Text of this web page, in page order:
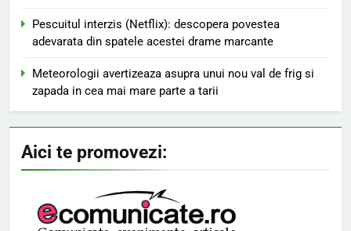
Pescuitul interzis (Netflix): descopera povestea
adevarata din spatele acestei drame marcante
Meteorologii avertizeaza asupra unui nou val de frig si
zapada in cea mai mare parte a tarii
Aici te promovezi: